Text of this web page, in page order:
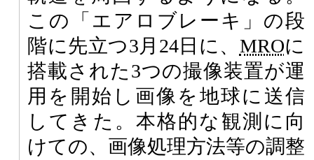
この「エアロブレーキ」の段
階に先立つ3月24日に、 MROに
搭載された3つの撮像装置が運
用を開始し画像を地球に送信
してきた。本格的な観測に向
けての、画像処理方法等の調整